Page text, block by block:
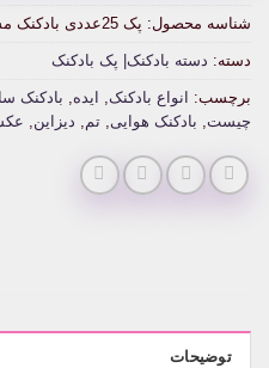
شناسه محصول: پک 25عددی بادکنک مشکی سفید طلایی
دسته: دسته بادکنک| پک بادکنک
برچسب: انواع بادکنک, ایده, بادکنک
چیست, بادکنک هوایی, تم, دیزاین,
توضیحات